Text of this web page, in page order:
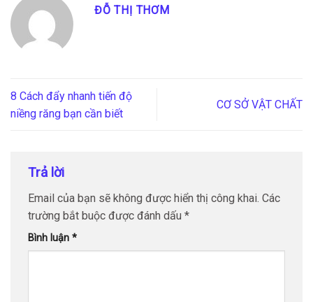
ĐỖ THỊ THƠM
8 Cách đẩy nhanh tiến độ
niềng răng bạn cần biết
CƠ SỞ VẬT CHẤT
Trả lời
Email của bạn sẽ không được hiển thị công khai. Các
trường bắt buộc được đánh dấu *
Bình luận *